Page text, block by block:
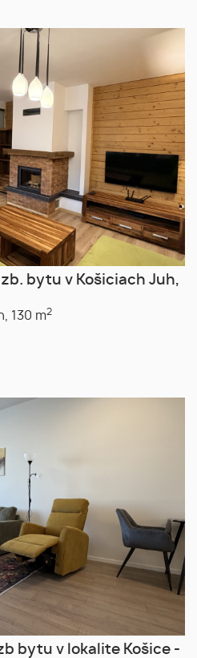
bytu v Košiciach Juh,
130 m2
bytu v lokalite Košice -